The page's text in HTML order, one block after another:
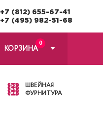
+7 (812) 655-67-41
+7 (495) 982-51-68
0
КОРЗИНА
ШВЕЙНАЯ
ФУРНИТУРА